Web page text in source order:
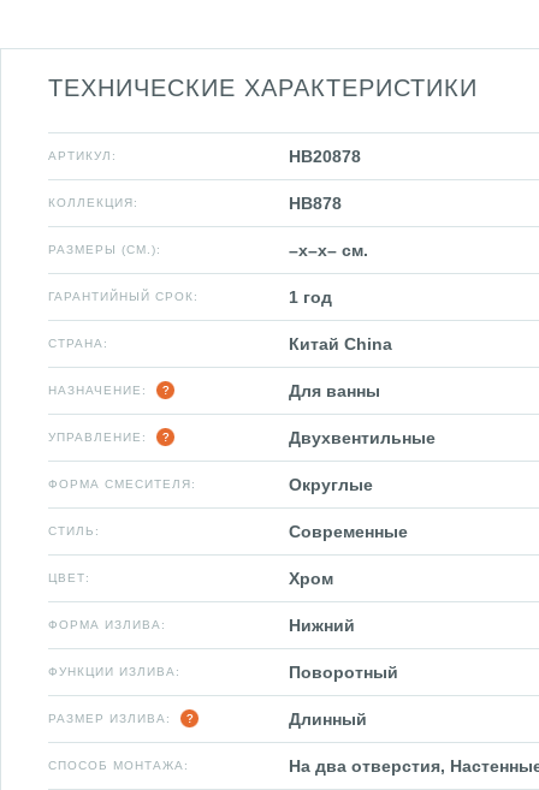
ТЕХНИЧЕСКИЕ ХАРАКТЕРИСТИКИ
АРТИКУЛ: HB20878
КОЛЛЕКЦИЯ: HB878
РАЗМЕРЫ (СМ.): –x–x– см.
ГАРАНТИЙНЫЙ СРОК: 1 год
СТРАНА: Китай China
НАЗНАЧЕНИЕ: Для ванны
УПРАВЛЕНИЕ: Двухвентильные
ФОРМА СМЕСИТЕЛЯ: Округлые
СТИЛЬ: Современные
ЦВЕТ: Хром
ФОРМА ИЗЛИВА: Нижний
ФУНКЦИИ ИЗЛИВА: Поворотный
РАЗМЕР ИЗЛИВА: Длинный
СПОСОБ МОНТАЖА: На два отверстия,